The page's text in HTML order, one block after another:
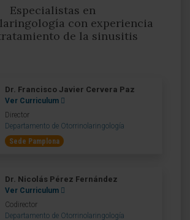
Especialistas en
con experiencia
de la sinusitis
Dr. Francisco Javier Cervera Paz
Ver Curriculum
Director
Departamento de Otorrinolaringología
Sede Pamplona
Dr. Nicolás Pérez Fernández
Ver Curriculum
Codirector
Departamento de Otorrinolaringología